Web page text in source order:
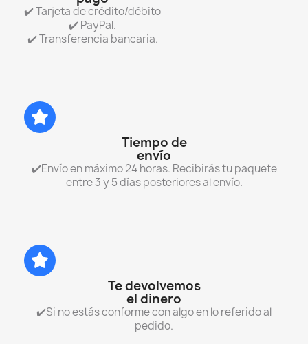
✔️ Tarjeta de crédito/débito
✔️ PayPal.
✔️ Transferencia bancaria.
Tiempo de
envío
✔️Envío en máximo 24 horas. Recibirás tu paquete
entre 3 y 5 días posteriores al envío.
Te devolvemos
el dinero
✔️Si no estás conforme con algo en lo referido al
pedido.